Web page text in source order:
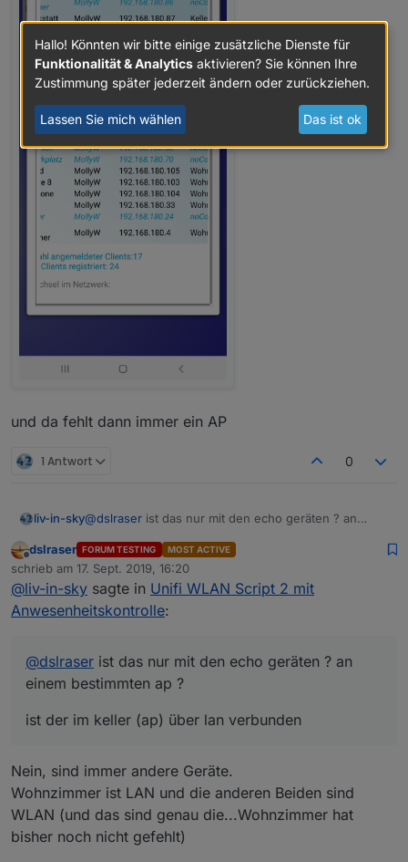
und da fehlt dann immer ein AP
1 Antwort 0
liv-in-sky@dslraser ist das nur mit den echo geräten ? an
ist der im keller (ap) über lan verbunden
Offline
dslraser FORUM TESTING MOST ACTIVE
schrieb am 17. Sept. 2019, 16:20
zuletzt editiert von
@liv-in-sky sagte in Unifi WLAN Script 2 mit
Anwesenheitskontrolle:
@dslraser ist das nur mit den echo geräten ? an
einem bestimmten ap ?
ist der im keller (ap) über lan verbunden
Nein, sind immer andere Geräte.
Wohnzimmer ist LAN und die anderen Beiden sind
WLAN (und das sind genau die...Wohnzimmer hat
bisher noch nicht gefehlt)
Hallo! Könnten wir bitte einige zusätzliche Dienste für
Funktionalität & Analytics aktivieren? Sie können Ihre
Zustimmung später jederzeit ändern oder zurückziehen.
Lassen Sie mich wählen Das ist ok